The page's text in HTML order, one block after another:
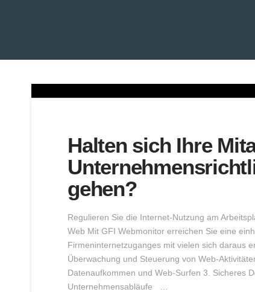
Halten sich Ihre
gehen?
Regulieren Sie die Internet-Nutzung am
Web Mit GFI Webmonitor erreichen Sie eine
Firmeninternetzuganges mit vielen sich daraus
Überwachung und Steuerung von Web-
Datenaufkommen und Web-Surfen 3. Sicheres
Unternehmensabläufe …